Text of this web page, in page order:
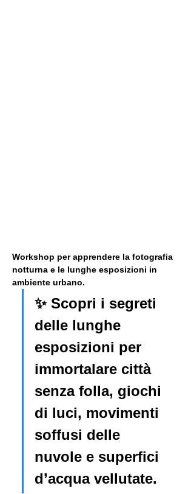
Workshop per apprendere la fotografia
notturna e le lunghe esposizioni in
ambiente urbano.
✨ Scopri i segreti
delle lunghe
esposizioni per
immortalare città
senza folla, giochi
di luci, movimenti
soffusi delle
nuvole e superfici
d’acqua vellutate.